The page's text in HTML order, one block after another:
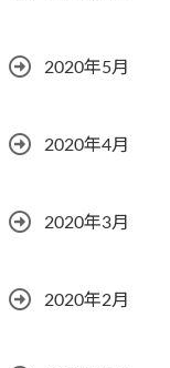
2020年5月
2020年4月
2020年3月
2020年2月